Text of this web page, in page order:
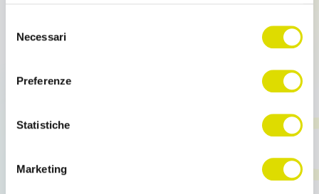
all'informativa:
https://www.ordersender.com/cookie-
delNecessari
Preferenze
Statistiche
Marketing
Order Sender B2B
Un vero e proprio Ecommerce B2B che permette ai
clienti di gestire gli ordini in maniera autonoma.
immagini e informazioni dettagliate, compilare e